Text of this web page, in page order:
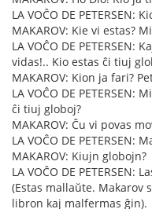
LA VOĈO DE PETERSEN:
MAKAROV: Kie vi estas?
LA VOĈO DE PETERSEN:
vidas!.. Kio estas ĉi tiuj
MAKAROV: Kion ja fari?
LA VOĈO DE PETERSEN:
ĉi tiuj globoj?
MAKAROV: Ĉu vi povas
LA VOĈO DE
MAKAROV: Kiujn globojn?
LA VOĈO DE PETERSEN:
(Estas mallaŭte. Makarov
libron kaj malfermas ĝin).